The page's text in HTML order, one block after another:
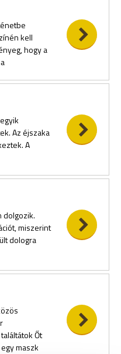
kell
hogy a
Az éjszaka
A
dolgozik.
miszerint
dologra
Őt
maszk